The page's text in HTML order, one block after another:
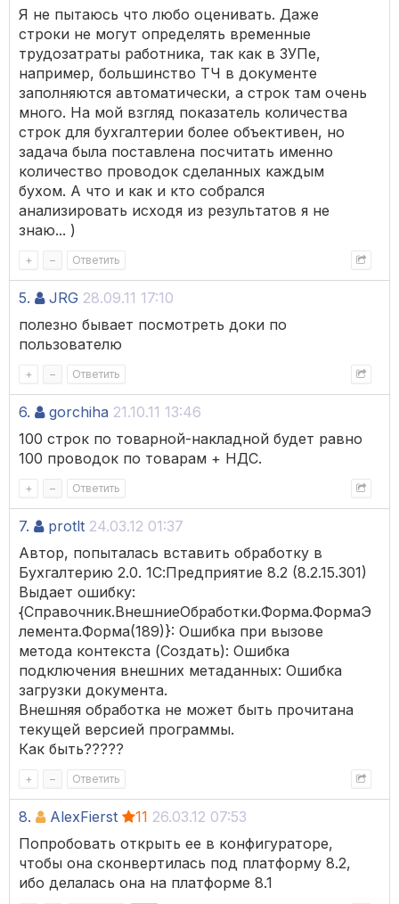
Я не пытаюсь что любо оценивать. Даже
строки не могут определять временные
трудозатраты работника, так как в ЗУПе,
например, большинство ТЧ в документе
заполняются автоматически, а строк там очень
много. На мой взгляд показатель количества
строк для бухгалтерии более объективен, но
задача была поставлена посчитать именно
количество проводок сделанных каждым
бухом. А что и как и кто собрался
анализировать исходя из результатов я не
знаю... )
+ – Ответить
5. JRG 28.09.11 17:10
полезно бывает посмотреть доки по
пользователю
+ – Ответить
6. gorchiha 21.10.11 13:46
100 строк по товарной-накладной будет равно
100 проводок по товарам + НДС.
+ – Ответить
7. protlt 24.03.12 01:37
Автор, попыталась вставить обработку в
Бухгалтерию 2.0. 1С:Предприятие 8.2 (8.2.15.301)
Выдает ошибку:
{Справочник.ВнешниеОбработки.Форма.ФормаЭ
лемента.Форма(189)}: Ошибка при вызове
метода контекста (Создать): Ошибка
подключения внешних метаданных: Ошибка
загрузки документа.
Внешняя обработка не может быть прочитана
текущей версией программы.
Как быть?????
+ – Ответить
8. AlexFierst 11 26.03.12 07:53
Попробовать открыть ее в конфигураторе,
чтобы она сконвертилась под платформу 8.2,
ибо делалась она на платформе 8.1